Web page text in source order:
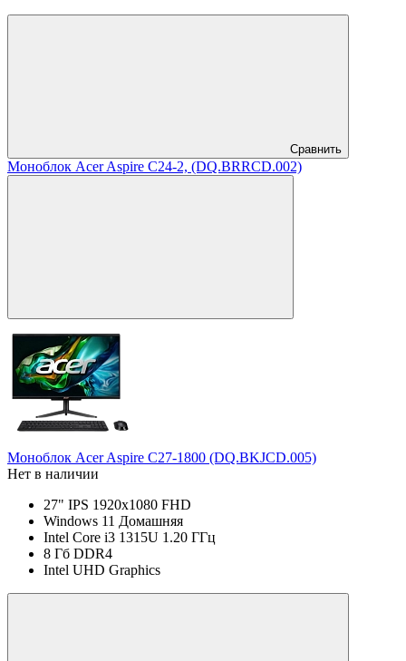
Сравнить
Моноблок Acer Aspire C24-2, (DQ.BRRCD.002)
Моноблок Acer Aspire C27-1800 (DQ.BKJCD.005)
Нет в наличии
27" IPS 1920x1080 FHD
Windows 11 Домашняя
Intel Core i3 1315U 1.20 ГГц
8 Гб DDR4
Intel UHD Graphics